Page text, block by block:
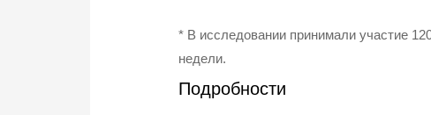
* В исследовании принимали участие
недели.
Подробности